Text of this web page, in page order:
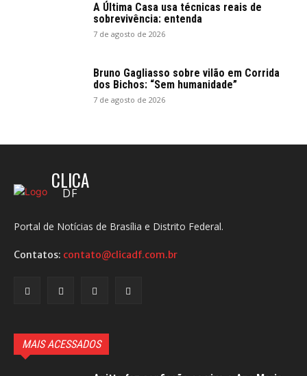
A Última Casa usa técnicas reais de
sobrevivência: entenda
7 de agosto de 2026
Bruno Gagliasso sobre vilão em Corrida
dos Bichos: “Sem humanidade”
7 de agosto de 2026
CLICA
DF
Portal de Notícias de Brasília e Distrito Federal.
Contatos: contato@clicadf.com.br
MAIS ACESSADOS